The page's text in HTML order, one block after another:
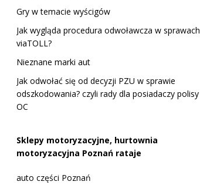
Gry w temacie wyścigów
Jak wygląda procedura odwoławcza w sprawach
viaTOLL?
Nieznane marki aut
Jak odwołać się od decyzji PZU w sprawie
odszkodowania? czyli rady dla posiadaczy polisy
OC
Sklepy motoryzacyjne, hurtownia
motoryzacyjna Poznań rataje
auto części Poznań